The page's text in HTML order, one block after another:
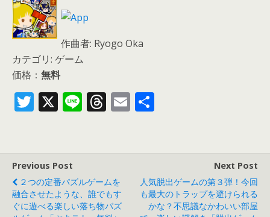
作曲者: Ryogo Oka
カテゴリ: ゲーム
価格： 無料
T
er
X Li T
d
s
E
Previous Post
２つの定番パズルゲームを
融合させたような、誰でもす
ぐに遊べる楽しい落ち物パズ
Next Post
人気脱出ゲームの第３弾！今回
も最大のトラップを避けられる
かな？不思議なかわいい部屋